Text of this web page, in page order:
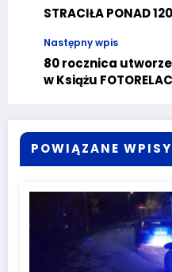
STRACIŁA PONAD
Następny wpis
80 rocznica
w Książu
POWIĄZANE WPISY